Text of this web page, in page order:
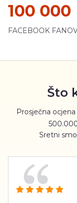
100 000
FACEBOOK
Što
Prosječna
Sretni